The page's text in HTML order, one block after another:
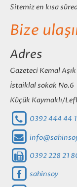
Sitemiz en kısa
Bize
Adres
Gazeteci Kemal
İstaiklal sokak No.6
Küçük Kaymaklı/
0392 444 44
0392 228 21
sahinsoy